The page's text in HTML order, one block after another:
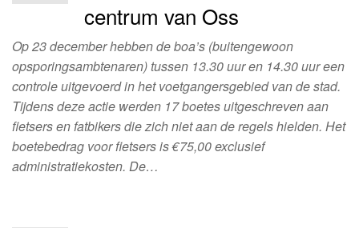
centrum van Oss
Op 23 december hebben de boa’s (buitengewoon
opsporingsambtenaren) tussen 13.30 uur en 14.30 uur een
controle uitgevoerd in het voetgangersgebied van de stad.
Tijdens deze actie werden 17 boetes uitgeschreven aan
fietsers en fatbikers die zich niet aan de regels hielden. Het
boetebedrag voor fietsers is €75,00 exclusief
administratiekosten. De…